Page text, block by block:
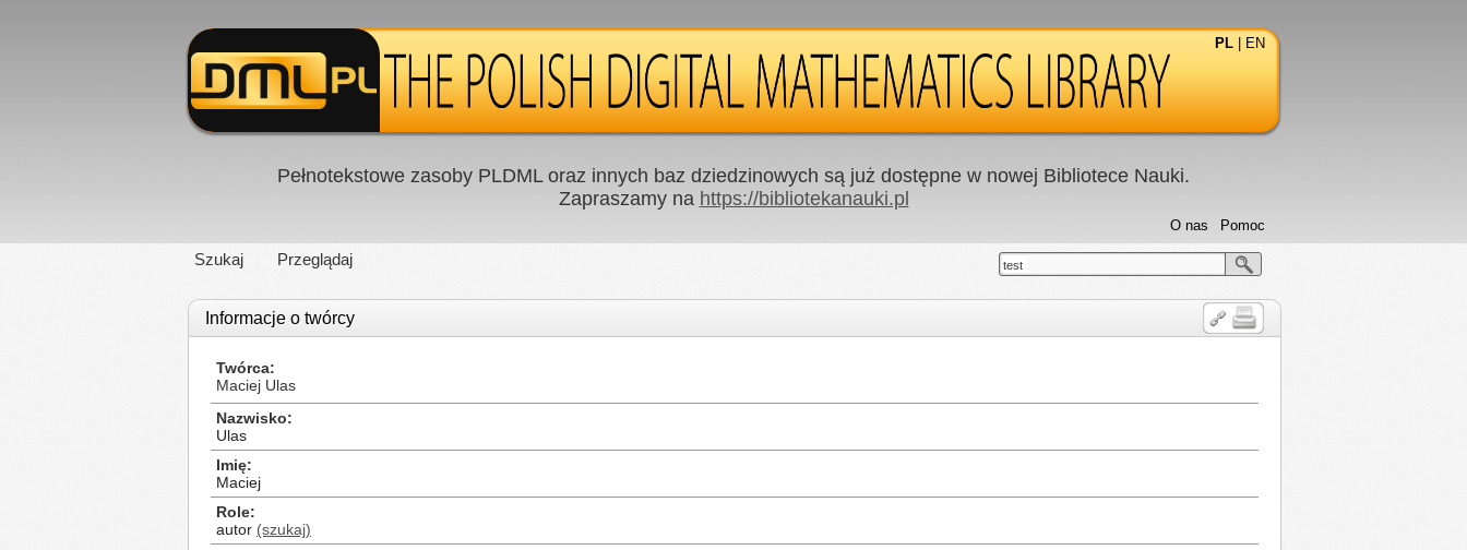
PL EN
Pełnotekstowe zasoby PLDML oraz innych baz dziedzinowych są już dostępne w nowej Bibliotece Nauki.
Zapraszamy na https://bibliotekanauki.pl
Szukaj Przeglądaj
Pomoc
O nas
test
Informacje o twórcy
Twórca
Maciej Ulas
Nazwisko
Ulas
Imię
Maciej
Role
autor (szukaj)